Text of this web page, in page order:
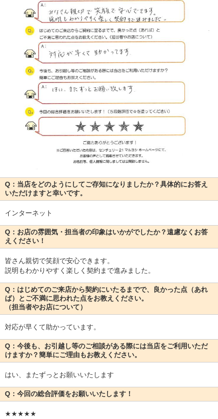
Q：当店をどのようにしてご存知になりましたか？具体的にお答え
いただけますと幸いです。
インターネット
Q：お店の雰囲気・担当者の印象はいかがでしたか？遠慮なくお答
えください！
皆さん親切で笑顔で安心できます。
説明もわかりやすく楽しく契約まで進みました。
Q：はじめてのご来店から契約にいたるまでで、良かった点（あれ
ば）とご不満に思われた点をお教えください。
（担当者やお店について）
対応が早くて助かっています。
Q：今後も、お引越し等のご相談がある際には当店をご利用いただ
けますか？簡単にご理由もお教えください。
はい、またずっとお願いいたします
Q：今回の総合評価をお願いいたします！
★★★★★